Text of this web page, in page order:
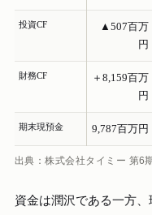
投資CF
▲507百万
円
財務CF
＋8,159百万
円
期末現預金 9,787百万円
出典：株式会社タイミー 第6
資金は潤沢である一方